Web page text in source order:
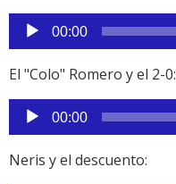
Reproductor
de
audio
00:00
El "Colo" Romero y el 2-0:
Reproductor
de
audio
00:00
Neris y el descuento: